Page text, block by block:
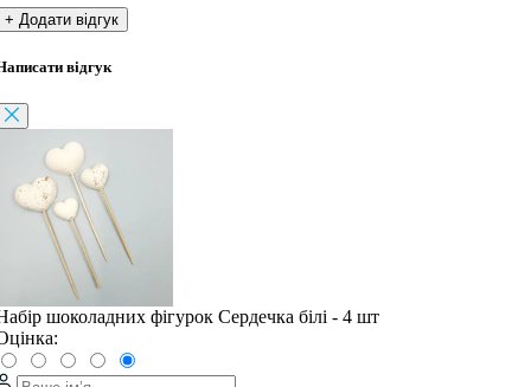
+ Додати відгук
відгук
шоколадних фігурок Сердечка білі - 4 шт